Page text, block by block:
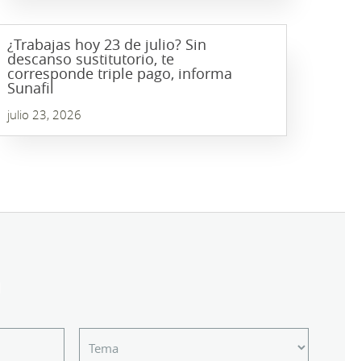
¿Trabajas hoy 23 de julio? Sin
descanso sustitutorio, te
corresponde triple pago, informa
Sunafil
julio 23, 2026